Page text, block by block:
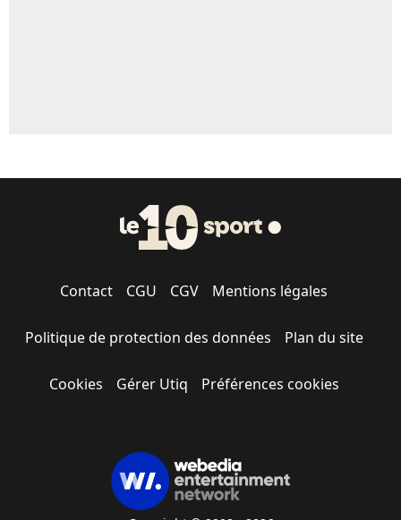
Contact CGU CGV Mentions légales
Politique de protection des données Plan du site
Cookies Gérer Utiq Préférences cookies